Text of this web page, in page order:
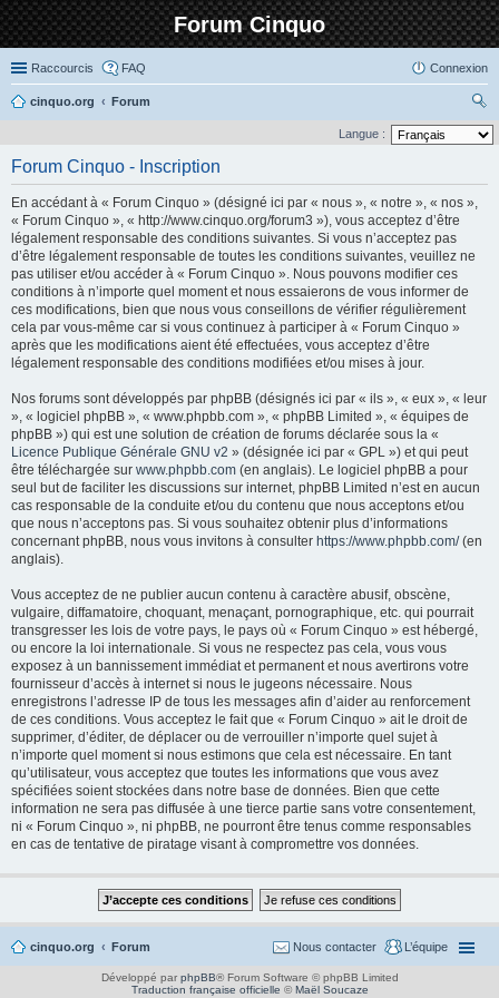
Forum Cinquo
Raccourcis FAQ Connexion
cinquo.org
Forum
ec
ch
er
Langue :
Forum Cinquo - Inscription
En accédant à « Forum Cinquo » (désigné ici par « nous », « notre », « nos »,
« Forum Cinquo », « http://www.cinquo.org/forum3 »), vous acceptez d’être
légalement responsable des conditions suivantes. Si vous n’acceptez pas
d’être légalement responsable de toutes les conditions suivantes, veuillez ne
pas utiliser et/ou accéder à « Forum Cinquo ». Nous pouvons modifier ces
conditions à n’importe quel moment et nous essaierons de vous informer de
ces modifications, bien que nous vous conseillons de vérifier régulièrement
cela par vous-même car si vous continuez à participer à « Forum Cinquo »
après que les modifications aient été effectuées, vous acceptez d’être
légalement responsable des conditions modifiées et/ou mises à jour.
Nos forums sont développés par phpBB (désignés ici par « ils », « eux », « leur
», « logiciel phpBB », « www.phpbb.com », « phpBB Limited », « équipes de
phpBB ») qui est une solution de création de forums déclarée sous la «
Licence Publique Générale GNU v2 » (désignée ici par « GPL ») et qui peut
être téléchargée sur www.phpbb.com (en anglais). Le logiciel phpBB a pour
seul but de faciliter les discussions sur internet, phpBB Limited n’est en aucun
cas responsable de la conduite et/ou du contenu que nous acceptons et/ou
que nous n’acceptons pas. Si vous souhaitez obtenir plus d’informations
concernant phpBB, nous vous invitons à consulter https://www.phpbb.com/(en
anglais).
Vous acceptez de ne publier aucun contenu à caractère abusif, obscène,
vulgaire, diffamatoire, choquant, menaçant, pornographique, etc. qui pourrait
transgresser les lois de votre pays, le pays où « Forum Cinquo » est hébergé,
ou encore la loi internationale. Si vous ne respectez pas cela, vous vous
exposez à un bannissement immédiat et permanent et nous avertirons votre
fournisseur d’accès à internet si nous le jugeons nécessaire. Nous
enregistrons l’adresse IP de tous les messages afin d’aider au renforcement
de ces conditions. Vous acceptez le fait que « Forum Cinquo » ait le droit de
supprimer, d’éditer, de déplacer ou de verrouiller n’importe quel sujet à
n’importe quel moment si nous estimons que cela est nécessaire. En tant
qu’utilisateur, vous acceptez que toutes les informations que vous avez
spécifiées soient stockées dans notre base de données. Bien que cette
information ne sera pas diffusée à une tierce partie sans votre consentement,
ni « Forum Cinquo », ni phpBB, ne pourront être tenus comme responsables
en cas de tentative de piratage visant à compromettre vos données.
cinquo.org Forum L’équipe
Nous contacter
Développé par phpBB® Forum Software © phpBB Limited
Traduction française officielle ©Maël Soucaze